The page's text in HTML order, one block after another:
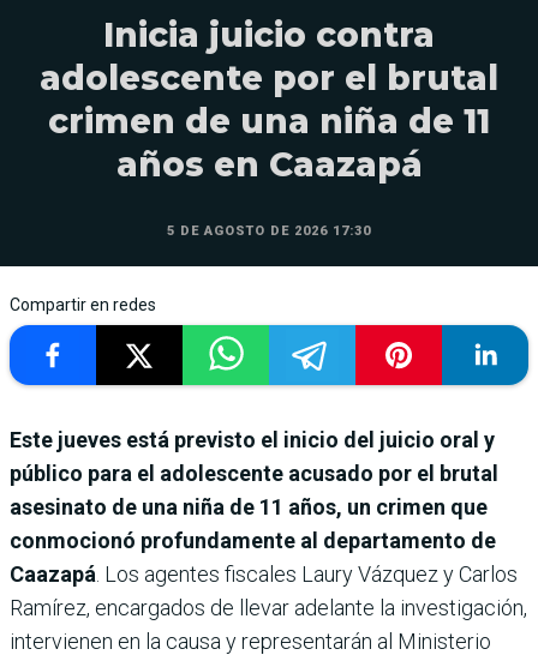
Inicia juicio contra
adolescente por el brutal
crimen de una niña de 11
años en Caazapá
5 DE AGOSTO DE 2026 17:30
Compartir en redes
Este jueves está previsto el inicio del juicio oral y
público para el adolescente acusado por el brutal
asesinato de una niña de 11 años, un crimen que
conmocionó profundamente al departamento de
Caazapá . Los agentes fiscales Laury Vázquez y Carlos
Ramírez, encargados de llevar adelante la investigación,
intervienen en la causa y representarán al Ministerio